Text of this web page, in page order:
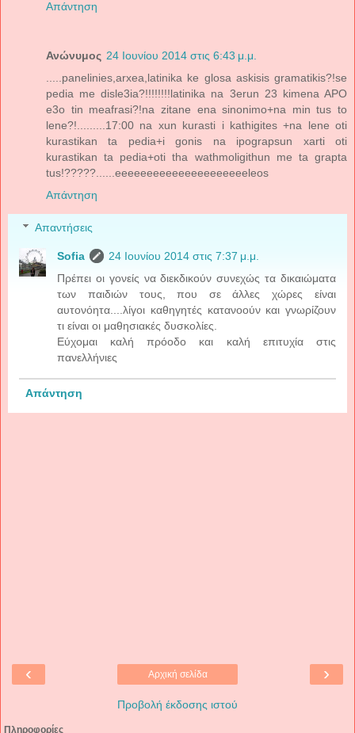
Απάντηση
Ανώνυμος 24 Ιουνίου 2014 στις 6:43 μ.μ.
.....panelinies,arxea,latinika ke glosa askisis gramatikis?!se
pedia me disle3ia?!!!!!!!!latinika na 3erun 23 kimena APO
e3o tin meafrasi?!na zitane ena sinonimo+na min tus to
lene?!.........17:00 na xun kurasti i kathigites +na lene oti
kurastikan ta pedia+i gonis na ipograpsun xarti oti
kurastikan ta pedia+oti tha wathmoligithun me ta grapta
tus!?????......eeeeeeeeeeeeeeeeeeeeeleos
Απάντηση
Απαντήσεις
Sofia
24 Ιουνίου 2014 στις 7:37 μ.μ.
Πρέπει οι γονείς να διεκδικούν συνεχώς τα δικαιώματα
των παιδιών τους, που σε άλλες χώρες είναι
αυτονόητα....λίγοι καθηγητές κατανοούν και γνωρίζουν
τι είναι οι μαθησιακές δυσκολίες.
Εύχομαι καλή πρόοδο και καλή επιτυχία στις
πανελλήνιες
Απάντηση
‹ ›
Αρχική σελίδα
Προβολή έκδοσης ιστού
Πληροφορίες